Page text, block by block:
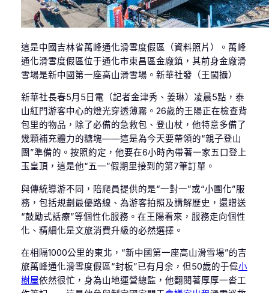
這是中國吉林省萬峰通化滑雪度假區（資料照片）。萬峰
通化滑雪度假區位于通化市東昌區金廠鎮，其前身金廠滑
雪場是新中國第一座高山滑雪場。新華社發（王闖攝）
新華社長春5月5日電（記者金津秀、姜琳）凌晨5點，泰
山紅門游客中心的燈光穿透薄霧。26歲的王陽正在檢查背
包里的物品，除了必備的急救包、登山杖，他特意多備了
幾顆補充體力的糖塊——這是為今天要帶領的“親子登山
團”準備的。按照約定，他要在6小時內帶著一家五口登上
玉皇頂，這是他“五一”假期里接到的第7筆訂單。
與傳統導游不同，陪爬員提供的是“一對一”或“小團化”服
務，包括規劃最優路線、為游客拍照及講解歷史，還贈送
“鼓勵式話療”等個性化服務。在王陽看來，服務走向個性
化、精細化是文旅消費升級的必然選擇。
在相隔1000公里的東北，“新中國第一座高山滑雪場”的吉
旅萬峰通化滑雪度假區“封板”已有月余，但50歲的于偉小
樹屋依然很忙，身為山地運營總監，他翻閱著厚厚一沓工